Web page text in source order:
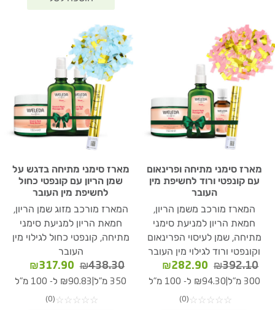
מארז סימני מתיחה ופרינאום
עם קונפטי ורוד לחשיפת מין
העובר
המארז מורכב משמן הריון,
חמאת הריון למניעת סימני
מתיחה, שמן לעיסוי הפרינאום
וקונפטי ורוד לגילוי מין העובר
₪392.10
המחיר
המקורי
₪392.10.
₪282.90
המחיר
הנוכחי
300 מ"ל ₪94.30 ל- 100 מ"ל
☆
☆
☆
☆
☆
(0)
מארז סימני מתיחה בדגש על
שמן הריון עם קונפטי כחול
לחשיפת מין העובר
המארז מורכב מזוג שמן הריון,
חמאת הריון למניעת סימני
מתיחה, קונפטי כחול לגילוי מין
העובר
₪438.30
המחיר
המקורי
₪438.30.
₪317.90
הנוכחי
350 מ"ל ₪90.83 ל- 100 מ"ל
☆
☆
☆
☆
☆
(0)